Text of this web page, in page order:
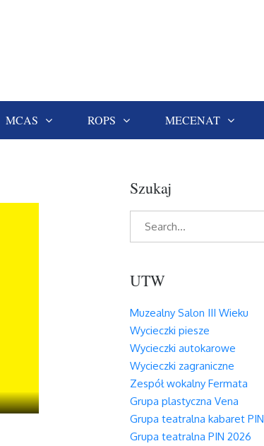
MCAS ROPS MECENAT
Szukaj
UTW
Muzealny Salon III Wieku
Wycieczki piesze
Wycieczki autokarowe
Wycieczki zagraniczne
Zespół wokalny Fermata
Grupa plastyczna Vena
Grupa teatralna kabaret PIN
Grupa teatralna PIN 2026